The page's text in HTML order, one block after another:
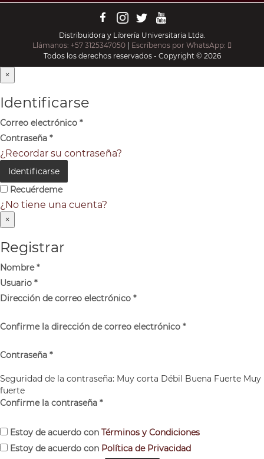
Distribuidora y Librería Universitaria Ltda.
Llámanos: +57 3125347050
Escríbenos por WhatsApp:
Todos los derechos reservados - Copyright © 2026
×
Identificarse
Correo electrónico *
Contraseña *
¿Recordar su contraseña?
Identificarse
Recuérdeme
¿No tiene una cuenta?
×
Registrar
Nombre*
Usuario *
Dirección de correo electrónico *
Confirme la dirección de correo electrónico *
Contraseña *
Seguridad de la contraseña: Muy corta Débil Buena Fuerte Muy
fuerte
Confirme la contraseña *
Estoy de acuerdo con Términos y Condiciones
Estoy de acuerdo con Política de Privacidad